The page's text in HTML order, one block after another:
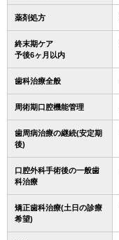
薬剤処方
終末期ケア
予後6ヶ月以内
歯科治療全般
周術期口腔機能管理
歯周病治療の継続(安定期
後)
口腔外科手術後の一般歯
科治療
矯正歯科治療(土日の診療
希望)